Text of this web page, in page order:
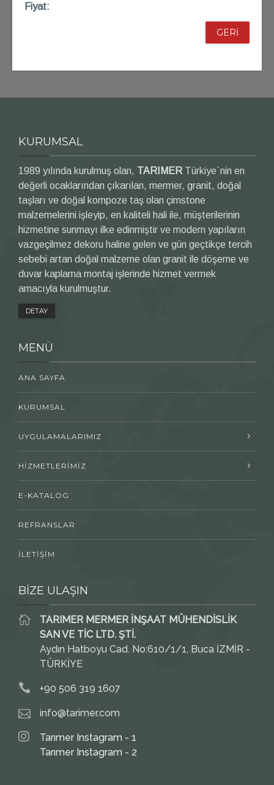
Fiyat:
GERİ
KURUMSAL
1989 yılında kurulmuş olan, TARIMER Türkiye`nin en
değerli ocaklarından çıkarılan, mermer, granit, doğal
taşları ve doğal kompoze taş olan çimstone
malzemelerini işleyip, en kaliteli hali ile, müşterilerinin
hizmetine sunmayı ilke edinmiştir ve modern yapıların
vazgeçilmez dekoru haline gelen ve gün geçtikçe tercih
sebebi artan doğal malzeme olan granit ile döşeme ve
duvar kaplama montaj işlerinde hizmet vermek
amacıyla kurulmuştur.
DETAY
MENÜ
ANA SAYFA
KURUMSAL
UYGULAMALARIMIZ
HİZMETLERİMİZ
E-KATALOG
REFRANSLAR
İLETİŞİM
BİZE ULAŞIN
TARIMER MERMER İNŞAAT MÜHENDİSLİK
SAN VE TİC LTD. ŞTİ.
Aydın Hatboyu Cad. No:610/1/1, Buca İZMİR -
TÜRKİYE
+90 506 319 1607
info@tarimer.com
Tarımer Instagram - 1
Tarımer Instagram - 2